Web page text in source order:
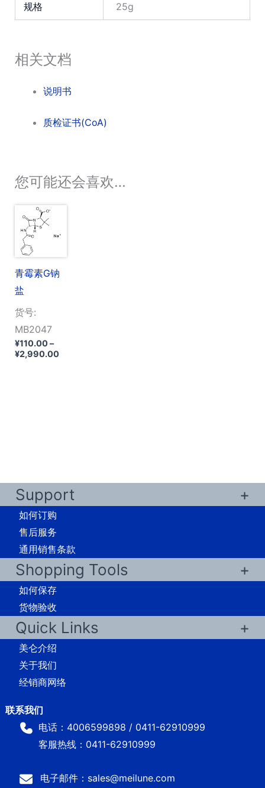
规格 25g
相关文档
说明书
质检证书(CoA)
您可能还会喜欢…
青霉素G钠
盐
货号:
MB2047
¥110.00–
¥2,990.00价
Support
如何订购
售后服务
通用销售条款
Shopping Tools
如何保存
货物验收
Quick Links
美仑介绍
关于我们
经销商网络
电话：4006599898 / 0411-62910999
客服热线：0411-62910999
电子邮件：sales@meilune.com